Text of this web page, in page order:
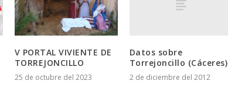
V PORTAL VIVIENTE DE
TORREJONCILLO
25 de octubre del 2023
Datos sobre
Torrejoncillo (Cáceres)
2 de diciembre del 2012